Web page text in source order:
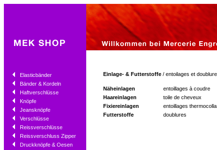
Elasticbänder
Bänder & Kordeln
Haftverschlüsse
Knöpfe
Jeansknöpfe
Verschlüsse
Reissverschlüsse
Reissverschluss Zipper
Druckknöpfe & Oesen
Einlage- & Futterstoffe / entoilages et
Näheinlagen
entoillages à coudre
Haareinlagen
toile de cheveux
Fixiereinlagen
entoillages
Futterstoffe
doublures